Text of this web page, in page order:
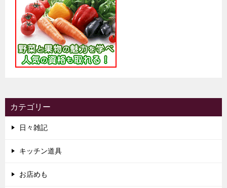
カテゴリー
日々雑記
キッチン道具
お店めも